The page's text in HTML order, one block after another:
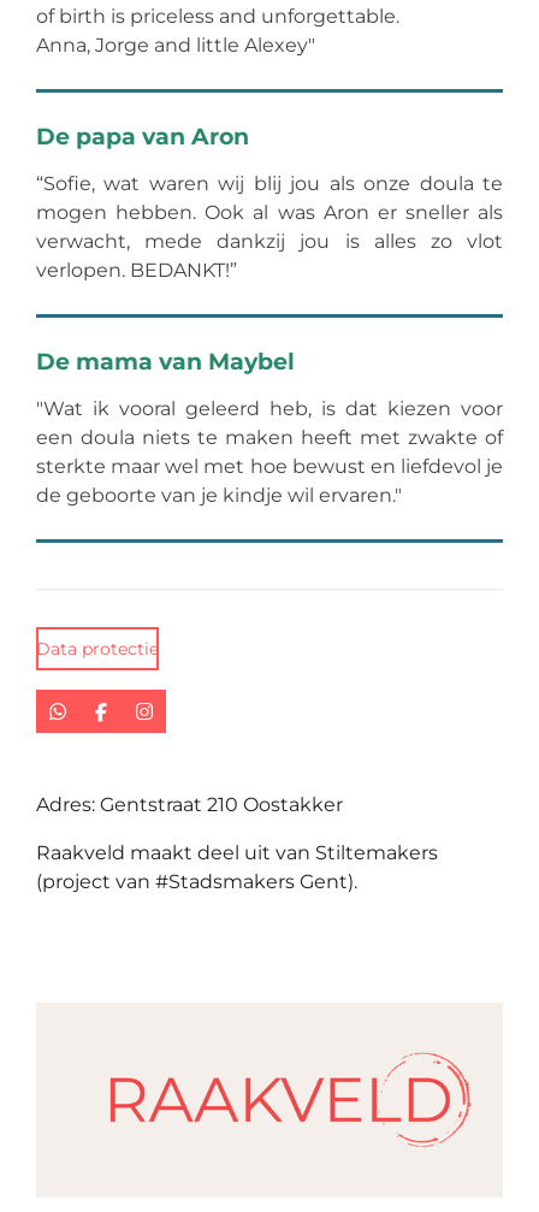
of birth is priceless and unforgettable.
Anna, Jorge and little Alexey"
De papa van Aron
“Sofie, wat waren wij blij jou als onze doula te
mogen hebben. Ook al was Aron er sneller als
verwacht, mede dankzij jou is alles zo vlot
verlopen. BEDANKT!”
De mama van Maybel
"Wat ik vooral geleerd heb, is dat kiezen voor
een doula niets te maken heeft met zwakte of
sterkte maar wel met hoe bewust en liefdevol je
de geboorte van je kindje wil ervaren."
Data protectie
W
h
s
A
p
F
a
b
o
k
I
n
a
g
a
m
Adres: Gentstraat 210 Oostakker
Raakveld maakt deel uit van Stiltemakers
(project van #Stadsmakers Gent).